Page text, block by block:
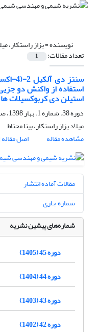
نویسنده =بزاز راستکار،
تعداد مقالات: 1
استیلن دی کربوکسیلات ها
دوره 38، شماره 1، بهار 1398، صفحه
میلاد بزاز راستکار، بیتا محتاط
مشاهده مقاله
اصل مقاله
مقالات آماده انتشار
شماره جاری
شماره‌های پیشین نشریه
دوره 45 (1405)
دوره 44 (1404)
دوره 43 (1403)
دوره 42 (1402)